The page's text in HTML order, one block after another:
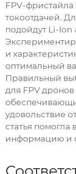
FPV-фристайла
токоотдачей.
подойдут Li-Ion
и
оптимальный
Правильный
для FPV дронов
удовольствие
статья помогла
информацию и